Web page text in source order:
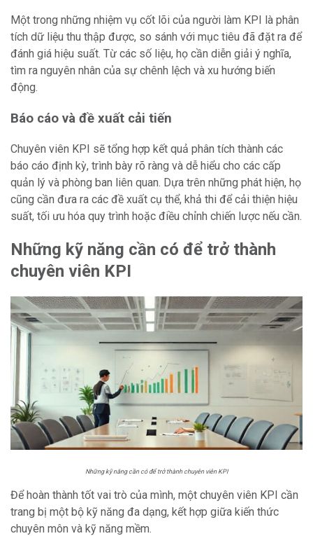
Một trong những nhiệm vụ cốt lõi của người làm KPI là phân
tích dữ liệu thu thập được, so sánh với mục tiêu đã đặt ra để
đánh giá hiệu suất. Từ các số liệu, họ cần diễn giải ý nghĩa,
tìm ra nguyên nhân của sự chênh lệch và xu hướng biến
động.
Báo cáo và đề xuất cải tiến
Chuyên viên KPI sẽ tổng hợp kết quả phân tích thành các
báo cáo định kỳ, trình bày rõ ràng và dễ hiểu cho các cấp
quản lý và phòng ban liên quan. Dựa trên những phát hiện, họ
cũng cần đưa ra các đề xuất cụ thể, khả thi để cải thiện hiệu
suất, tối ưu hóa quy trình hoặc điều chỉnh chiến lược nếu cần.
Những kỹ năng cần có để trở thành
chuyên viên KPI
Những kỹ năng cần có để trở thành chuyên viên KPI
Để hoàn thành tốt vai trò của mình, một chuyên viên KPI cần
trang bị một bộ kỹ năng đa dạng, kết hợp giữa kiến thức
chuyên môn và kỹ năng mềm.